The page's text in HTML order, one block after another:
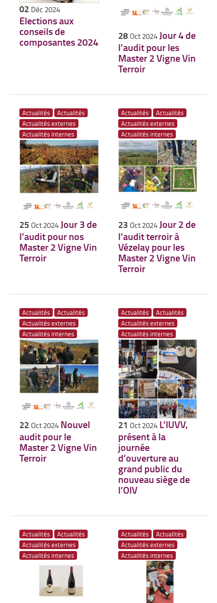
02 Déc 2024
Elections aux
conseils de
composantes 2024 28Oct 2024 Jour 4 de
l’audit pour les
Master 2 Vigne Vin
Terroir
Actualités
Actualités
Actualités externes
Actualités internes
25 Oct 2024Jour 3 de
l’audit pour nos
Master 2 Vigne Vin
Terroir
Actualités
Actualités
Actualités externes
Actualités internes
23 Oct 2024 Jour 2 de
l’audit terroir à
Vézelay pour les
Master 2 Vigne Vin
Terroir
Actualités
Actualités
Actualités externes
Actualités internes
22 Oct 2024 Nouvel
audit pour le
Master 2 Vigne Vin
Terroir
Actualités
Actualités
Actualités externes
Actualités internes
21 Oct 2024 L’IUVV,
présent à la
journée
d’ouverture au
grand public du
nouveau siège de
l’OIV
Actualités
Actualités
Actualités externes
Actualités internes
Actualités
Actualités
Actualités externes
Actualités internes